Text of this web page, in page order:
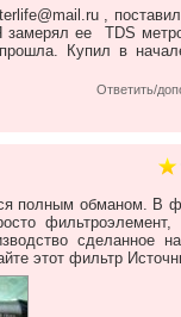
,
замерял ее TDS
Купил в
Ответить/
полным обманом. В
фильтроэлемент,
сделанное на
этот фильтр